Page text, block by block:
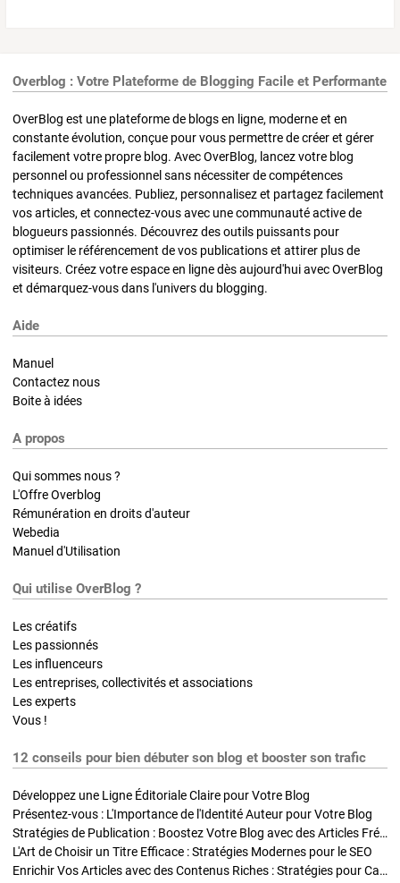
Overblog : Votre Plateforme de Blogging Facile et Performante
OverBlog est une plateforme de blogs en ligne, moderne et en
constante évolution, conçue pour vous permettre de créer et gérer
facilement votre propre blog. Avec OverBlog, lancez votre blog
personnel ou professionnel sans nécessiter de compétences
techniques avancées. Publiez, personnalisez et partagez facilement
vos articles, et connectez-vous avec une communauté active de
blogueurs passionnés. Découvrez des outils puissants pour
optimiser le référencement de vos publications et attirer plus de
visiteurs. Créez votre espace en ligne dès aujourd'hui avec OverBlog
et démarquez-vous dans l'univers du blogging.
Aide
Manuel
Contactez nous
Boite à idées
A propos
Qui sommes nous ?
L'Offre Overblog
Rémunération en droits d'auteur
Webedia
Manuel d'Utilisation
Qui utilise OverBlog ?
Les créatifs
Les passionnés
Les influenceurs
Les entreprises, collectivités et associations
Les experts
Vous !
12 conseils pour bien débuter son blog et booster son trafic
Développez une Ligne Éditoriale Claire pour Votre Blog
Présentez-vous : L'Importance de l'Identité Auteur pour Votre Blog
Stratégies de Publication : Boostez Votre Blog avec des Articles Fréquents et Exclusifs
L'Art de Choisir un Titre Efficace : Stratégies Modernes pour le SEO
Enrichir Vos Articles avec des Contenus Riches : Stratégies pour Captiver et Optimiser